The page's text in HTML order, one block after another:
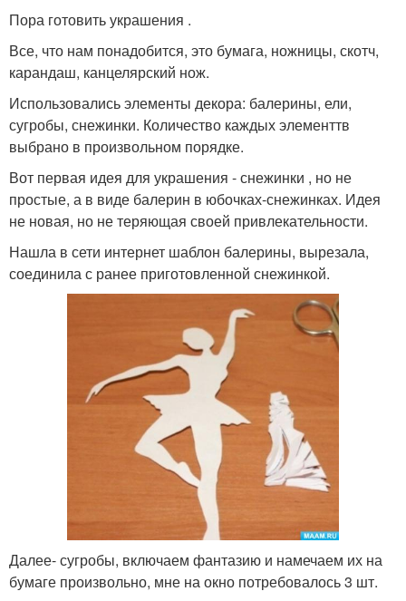
Пора готовить украшения .
Все, что нам понадобится, это бумага, ножницы, скотч,
карандаш, канцелярский нож.
Использовались элементы декора: балерины, ели,
сугробы, снежинки. Количество каждых элементтв
выбрано в произвольном порядке.
Вот первая идея для украшения - снежинки , но не
простые, а в виде балерин в юбочках-снежинках. Идея
не новая, но не теряющая своей привлекательности.
Нашла в сети интернет шаблон балерины, вырезала,
соединила с ранее приготовленной снежинкой.
Далее- сугробы, включаем фантазию и намечаем их на
бумаге произвольно, мне на окно потребовалось 3 шт.